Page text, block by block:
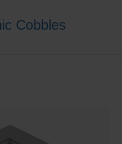
Cobbles